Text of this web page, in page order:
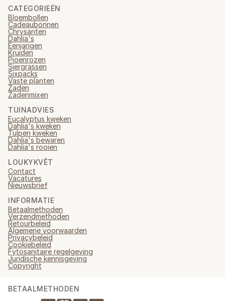
CATEGORIEËN
Bloembollen
Cadeaubonnen
Chrysanten
Dahlia's
Eenjarigen
Kruiden
Pioenrozen
Siergrassen
Sixpacks
Vaste planten
Zaden
Zadenmixen
TUINADVIES
Eucalyptus kweken
Dahlia's kweken
Tulpen kweken
Dahlia's bewaren
Dahlia's rooien
LOUKYKVĚT
Contact
Vacatures
Nieuwsbrief
INFORMATIE
Betaalmethoden
Verzendmethoden
Retourbeleid
Algemene voorwaarden
Privacybeleid
Cookiebeleid
Fytosanitaire regelgeving
Juridische kennisgeving
Copyright
BETAALMETHODEN